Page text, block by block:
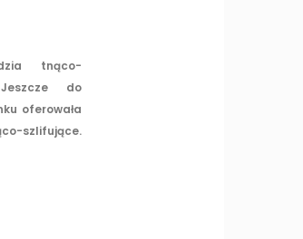
tnąco-
do
oferowała
szlifujące.